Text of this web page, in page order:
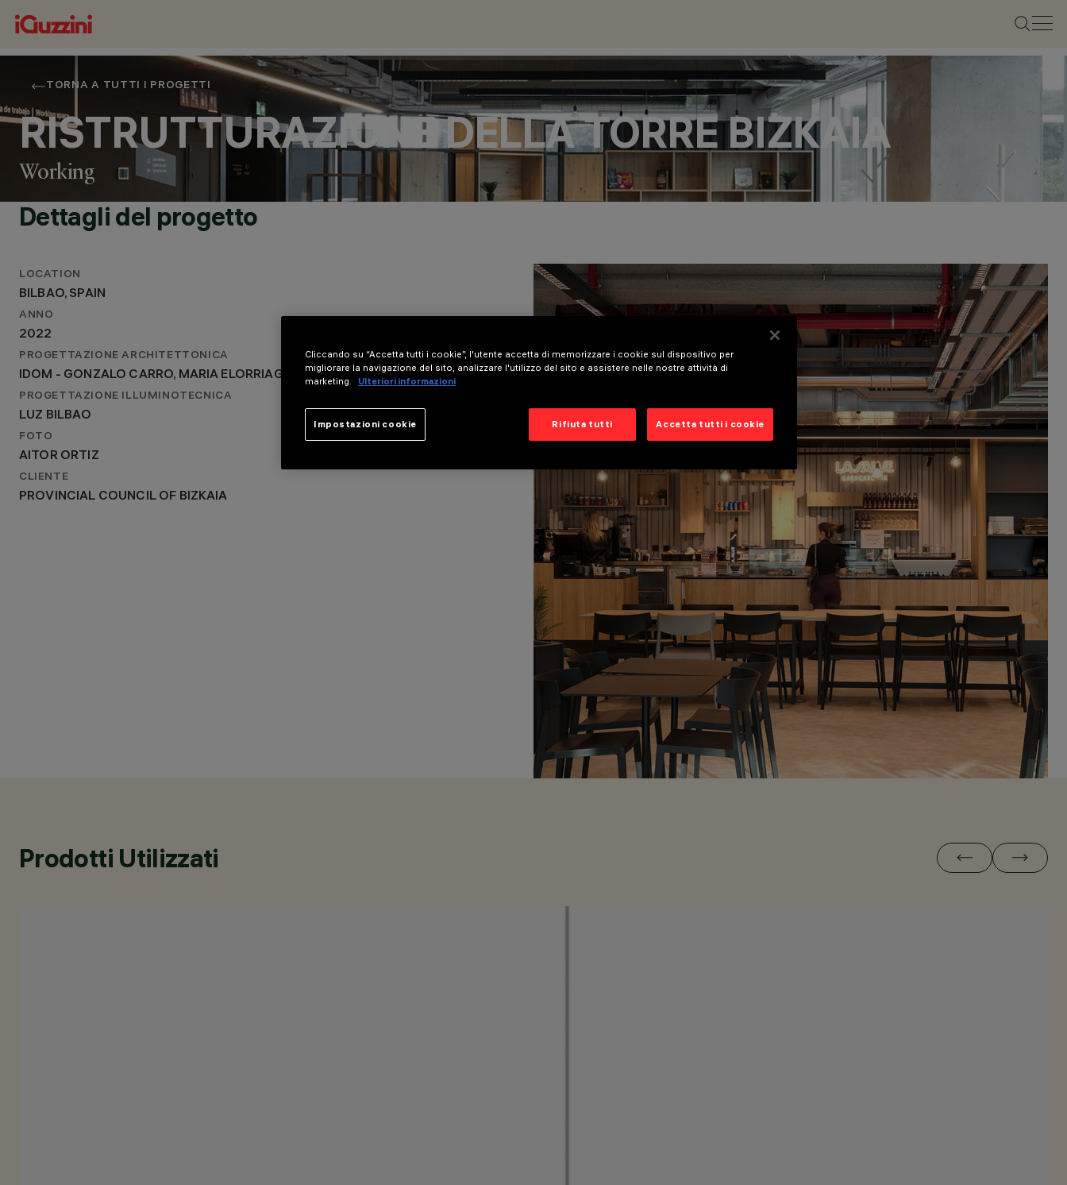
TORNA A TUTTI I PROGETTI
RISTRUTTURAZIONE DELLA TORRE BIZKAIA
Working
LOCALITÀ
BILBAO, SPAIN
ANNO
2022
IDOM - GONZALO CARRO, MARIA ELORRIAGA
PROGETTAZIONE ILLUMINOTECNICA
LUZ BILBAO
Dettagli del progetto
LOCATION
BILBAO, SPAIN
ANNO
2022
PROGETTAZIONE ARCHITETTONICA
IDOM - GONZALO CARRO, MARIA ELORRIAGA
PROGETTAZIONE ILLUMINOTECNICA
LUZ BILBAO
FOTO
AITOR ORTIZ
CLIENTE
PROVINCIAL COUNCIL OF BIZKAIA
Prodotti Utilizzati
Cliccando su “Accetta tutti i cookie”, l'utente accetta di memorizzare i cookie sul dispositivo per
migliorare la navigazione del sito, analizzare l'utilizzo del sito e assistere nelle nostre attività di
marketing.
Ulteriori informazioni
Rifiuta tutti Accetta tutti i cookie
Impostazioni cookie